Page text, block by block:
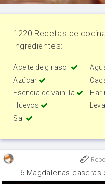
1220 Recetas de
ingredientes:
Aceite de girasol
Azúcar
Esencia de vainilla
Huevos
Sal
6 Magdalenas